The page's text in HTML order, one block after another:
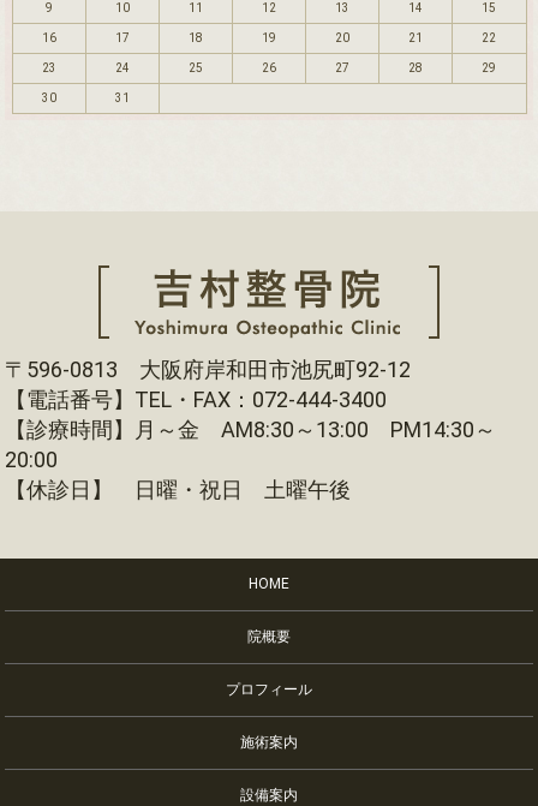
9 10 11 12 13 14 15
16 17 18 19 20 21 22
23 24 25 26 27 28 29
30 31
〒596-0813 大阪府岸和田市池尻町92-12
【電話番号】TEL・FAX：072-444-3400
【診療時間】月～金 AM8:30～13:00 PM14:30～
20:00
【休診日】 日曜・祝日 土曜午後
HOME
院概要
プロフィール
施術案内
設備案内